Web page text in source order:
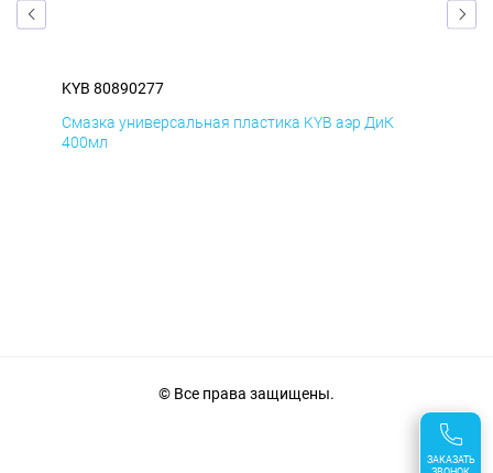
KYB 80890277
Смазка универсальная пластика KYB аэр ДиК
400мл
ЗАКАЗАТЬ
© Все права защищены.